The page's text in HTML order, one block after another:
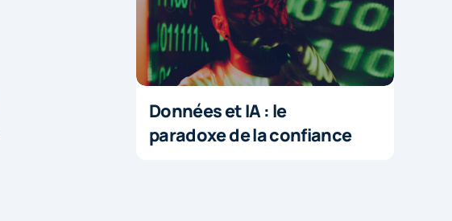
Données et IA : le
paradoxe de la confiance